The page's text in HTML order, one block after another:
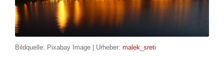
Bildquelle: Pixabay Image | Urheber: malek_sreti